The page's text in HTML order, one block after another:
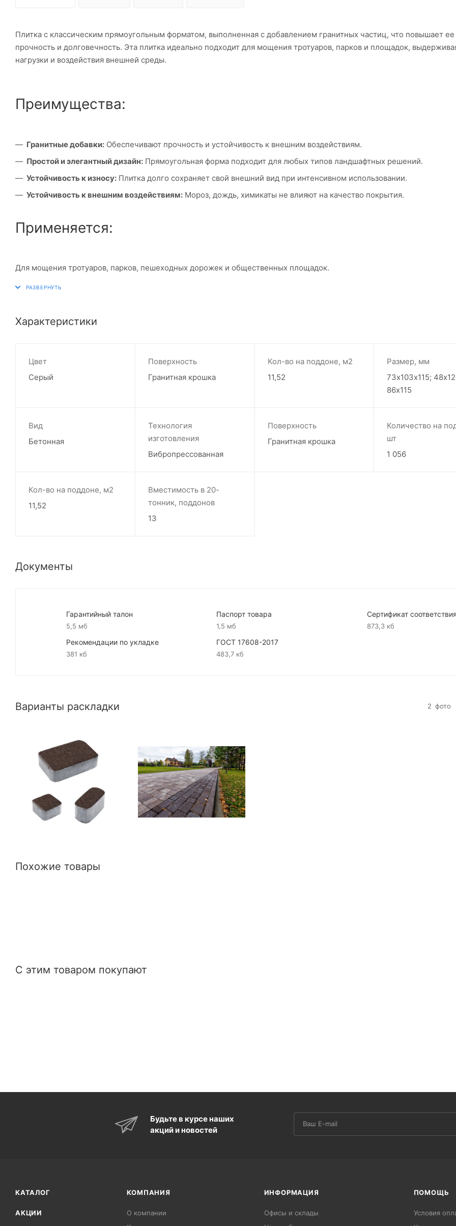
Плитка с классическим прямоугольным форматом, выполненная с добавлением гранитных частиц, что повышает ее
прочность и долговечность. Эта плитка идеально подходит для мощения тротуаров, парков и площадок,
нагрузки и воздействия внешней среды.
Преимущества:
Гранитные добавки: Обеспечивают прочность и устойчивость к внешним воздействиям.
Простой и элегантный дизайн: Прямоугольная форма подходит для любых типов ландшафтных решений.
Устойчивость к износу: Плитка долго сохраняет свой внешний вид при интенсивном использовании.
Устойчивость к внешним воздействиям: Мороз, дождь, химикаты не влияют на качество покрытия.
Применяется:
Для мощения тротуаров, парков, пешеходных дорожек и общественных площадок.
Характеристики
Цвет
Серый
Поверхность
Гранитная крошка
Кол-во на поддоне, м2
11,52
Размер, мм
73х103х115;
86х115
Вид
Бетонная
Технология
изготовления
Вибропрессованная
Поверхность
Гранитная крошка
Количество на
шт
1 056
Кол-во на поддоне, м2
11,52
Вместимость в 20-
тонник, поддонов
13
Документы
Гарантийный талон
5,5 мб
Паспорт товара
1,5 мб
Сертификат
873,3 кб
Рекомендации по укладке
381 кб
ГОСТ 17608-2017
483,7 кб
Варианты раскладки 2 фото
Похожие товары
С этим товаром покупают
Будьте в курсе наших
акций и новостей
КАТАЛОГ
АКЦИИ
КОМПАНИЯ
О компании
ИНФОРМАЦИЯ
Офисы и склады
ПОМОЩЬ
Условия